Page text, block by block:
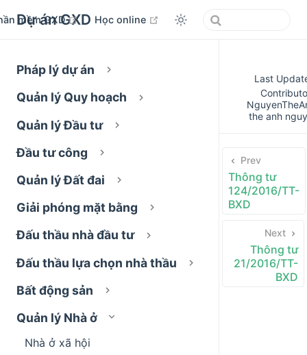
Dự án GXD
mềm GXD open in new window
Học online open in new window
Pháp lý dự án
Quản lý Quy hoạch
Quản lý Đầu tư
Đầu tư công
Quản lý Đất đai
Giải phóng mặt bằng
Đấu thầu nhà đầu tư
Đấu thầu lựa chọn nhà thầu
Bất động sản
Quản lý Nhà ở
Nhà ở xã hội
Last
the anh
Prev
Thông tư
124/2016/TT-
BXD
Next
Thông tư
21/2016/TT-
BXD